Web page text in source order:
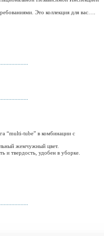
Это коллекция для вас….
“multi-tube” в комбинации с
жемчужный цвет.
и твердость, удобен в уборке.